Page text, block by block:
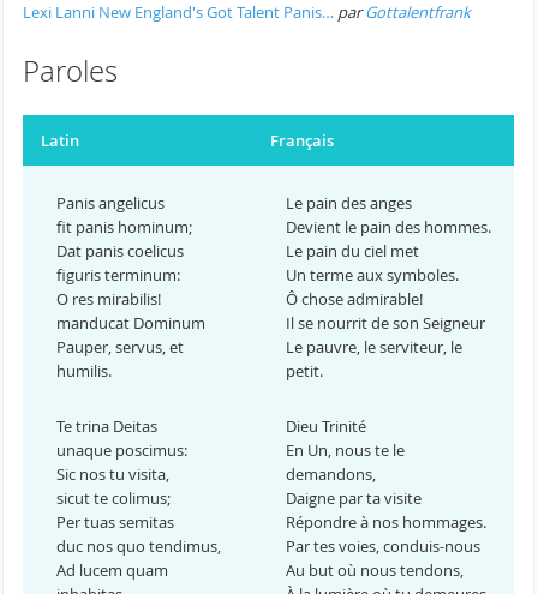
Lexi Lanni New England's Got Talent Panis… parGottalentfrank
Paroles
Latin Français
Panis angelicus
fit panis hominum;
Dat panis coelicus
figuris terminum:
O res mirabilis!
manducat Dominum
Pauper, servus, et
humilis.
Te trina Deitas
unaque poscimus:
Sic nos tu visita,
sicut te colimus;
Per tuas semitas
duc nos quo tendimus,
Ad lucem quam
Le pain des anges
Devient le pain des hommes.
Le pain du ciel met
Un terme aux symboles.
Ô chose admirable!
Il se nourrit de son Seigneur
Le pauvre, le serviteur, le
petit.
Dieu Trinité
En Un, nous te le
demandons,
Daigne par ta visite
Répondre à nos hommages.
Par tes voies, conduis-nous
Au but où nous tendons,